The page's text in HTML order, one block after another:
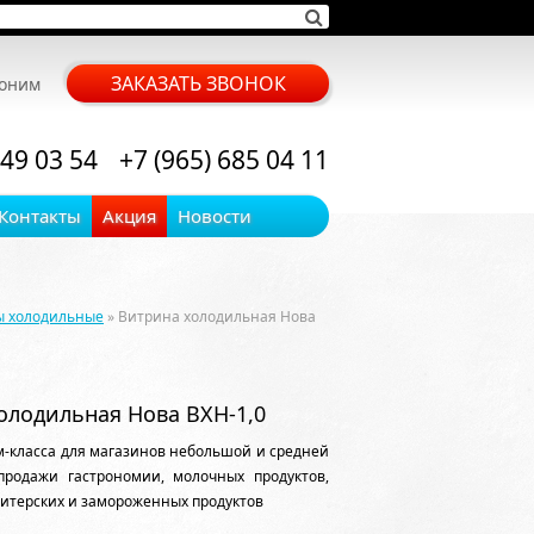
ЗАКАЗАТЬ ЗВОНОК
03 54 +7 (965) 685 04 11
Акция Новости
холодильные » Витрина холодильная Нова
Нова ВХН-1,0
класса для магазинов небольшой и средней
гастрономии, молочных продуктов,
и замороженных продуктов